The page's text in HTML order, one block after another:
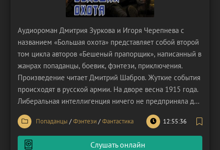
Аудиороман Дмитрия Зуркова и Игоря Черепнева с
названием «Большая охота» представляет собой второй
том цикла авторов «Бешеный прапорщик», написанный в
жанрах попаданцы, боевик, фэнтези, приключения.
Произведение читает Дмитрий Шабров. Жуткие события
происходят в русской армии. На дворе весна 1915 года.
Либеральная интеллигенция ничего не предприняла для
победы своей страны. Вынужденное отступление войск
в это время прозвали «великим драпом». А всё из-за
чего? У солдат нечем вести бой – ни
Попаданцы /Фэнтези /Фантастика 12:55:36
Слушать онлайн